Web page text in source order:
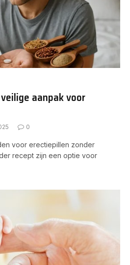
aanpak voor
0
voor erectiepillen zonder
recept zijn een optie voor